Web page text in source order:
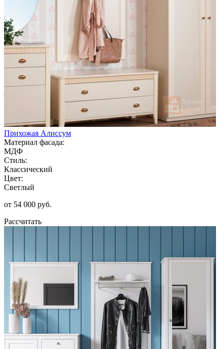
Прихожая Алиссум
Материал фасада:
МДФ
Стиль:
Классический
Цвет:
Светлый
от 54 000 руб.
Рассчитать